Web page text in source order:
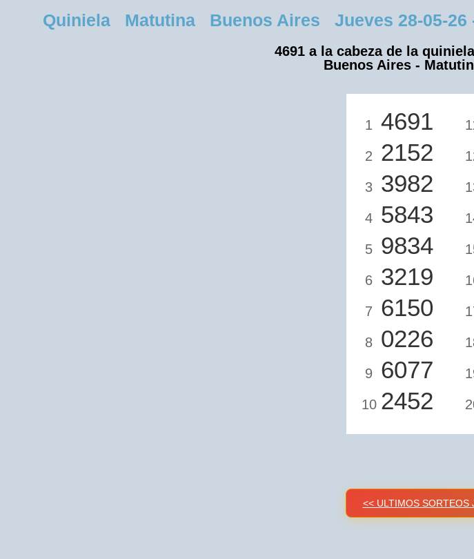
Quiniela Matutina Buenos Aires Jueves 28-05-26
4691 a la cabeza de la
Buenos Aires -
1 4691
2 2152
3 3982
4 5843
5 9834
6 3219
7 6150
8 0226
9 6077
10 2452
<< ULTIMOS SORTEOS